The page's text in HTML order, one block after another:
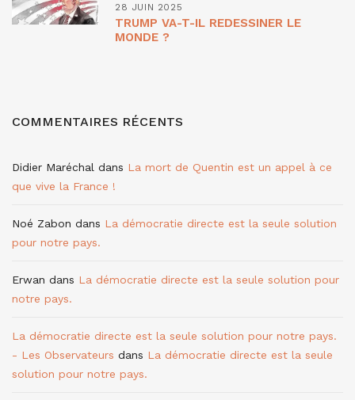
28 JUIN 2025
TRUMP VA-T-IL REDESSINER LE
MONDE ?
COMMENTAIRES RÉCENTS
Didier Maréchal dans La mort de Quentin est un appel à ce
que vive la France !
Noé Zabon dans La démocratie directe est la seule solution
pour notre pays.
Erwan dans La démocratie directe est la seule solution pour
notre pays.
La démocratie directe est la seule solution pour notre pays.
- Les Observateurs dans La démocratie directe est la seule
solution pour notre pays.